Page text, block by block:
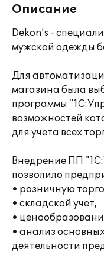
Описание
Dekon's -
мужской одежды
Для
магазина была
программы
возможностей
для учета всех
Внедрение ПП
позволило
• розничную
• складской учет,
•
• анализ
деятельности